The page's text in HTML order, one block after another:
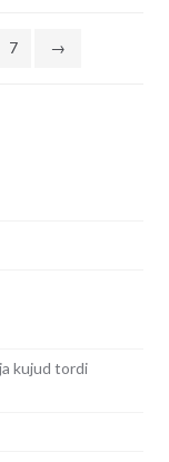
7 →
kujud tordi